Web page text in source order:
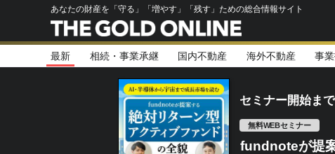
あなたの財産を「守る」「増やす」「残す」ための総合情報サイト
最新 相続・事業承継 国内不動産 海外不動産 事
セミナー開始ま
無料WEBセミナー
fundnoteが提